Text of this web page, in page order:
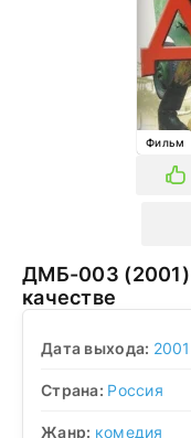
Фильм
ДМБ-003 (2001) смотреть в хорошем
качестве
Дата выхода: 2001
Страна: Россия
Жанр: комедия